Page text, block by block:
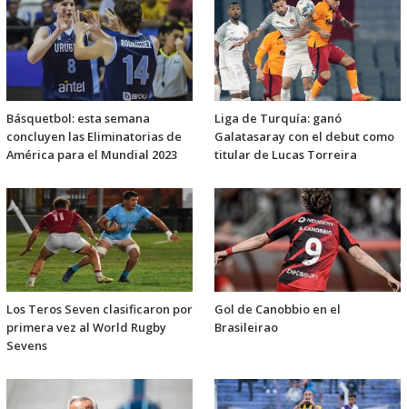
Básquetbol: esta semana
concluyen las Eliminatorias de
América para el Mundial 2023
Liga de Turquía: ganó
Galatasaray con el debut como
titular de Lucas Torreira
Los Teros Seven clasificaron por
primera vez al World Rugby
Sevens
Gol de Canobbio en el
Brasileirao